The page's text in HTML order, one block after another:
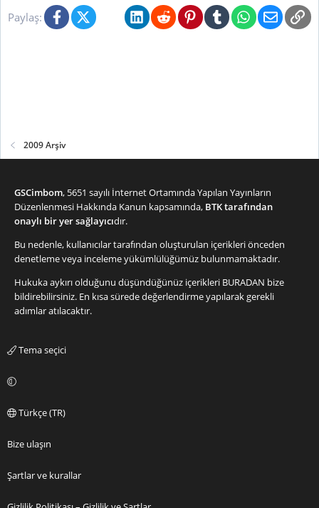
Paylaş: FacebookX (Twitter)BlueskyLinkedInRedditPinterestTumblrWhatsApp
E-posta
2009 Arşiv
GSCimbom, 5651 sayılı İnternet Ortamında Yapılan Yayınların
Düzenlenmesi Hakkında Kanun kapsamında, BTK tarafından
onaylı bir yer sağlayıcıdır.
Bu nedenle, kullanıcılar tarafından oluşturulan içerikleri önceden
denetleme veya inceleme yükümlülüğümüz bulunmamaktadır.
Hukuka aykırı olduğunu düşündüğünüz içerikleri BURADAN bize
bildirebilirsiniz. En kısa sürede değerlendirme yapılarak gerekli
adımlar atılacaktır.
Tema seçici
Türkçe (TR)
Bize ulaşın
Şartlar ve kurallar